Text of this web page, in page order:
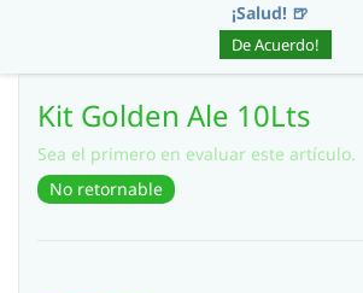
Kit Golden Ale 10Lts
Sea el primero en evaluar este artículo.
No retornable
¡Salud! 🍺
De Acuerdo!